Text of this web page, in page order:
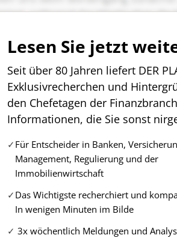
Lesen Sie jetzt
Seit über 80 Jahren liefert DER
Exklusivrecherchen und
den Chefetagen der
Informationen, die Sie sonst
Für Entscheider in Banken,
Management, Regulierung und der
Immobilienwirtschaft
Das Wichtigste recherchiert und
In wenigen Minuten im Bilde
3x wöchentlich Meldungen und